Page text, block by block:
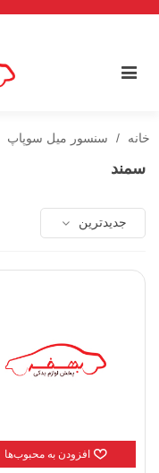
خانه / سنسور میل سوپاپ
سمند
جدیدترین
افزودن به محبوب‌ها